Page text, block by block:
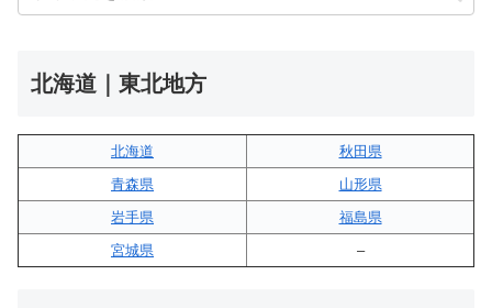
北海道｜東北地方
北海道
秋田県
青森県
山形県
岩手県
福島県
宮城県
–